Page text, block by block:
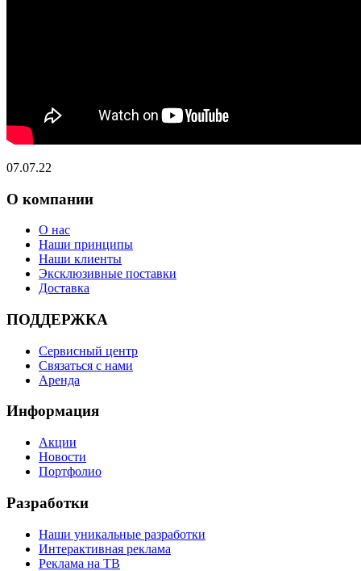
07.07.22
О компании
О нас
Наши принципы
Наши клиенты
Эксклюзивные поставки
Доставка
ПОДДЕРЖКА
Сервисный центр
Связаться с нами
Аренда
Информация
Акции
Новости
Портфолио
Разработки
Наши уникальные разработки
Интерактивная реклама
Реклама на ТВ